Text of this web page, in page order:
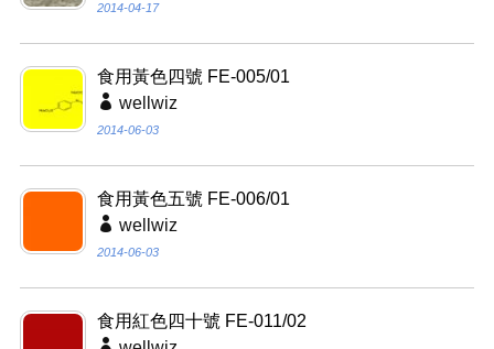
2014-04-17
食用黃色四號 FE-005/01
wellwiz
2014-06-03
食用黃色五號 FE-006/01
wellwiz
2014-06-03
食用紅色四十號 FE-011/02